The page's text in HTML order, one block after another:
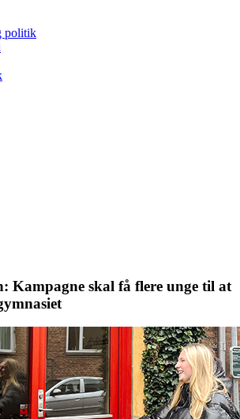
politik
Kampagne skal få flere unge til at